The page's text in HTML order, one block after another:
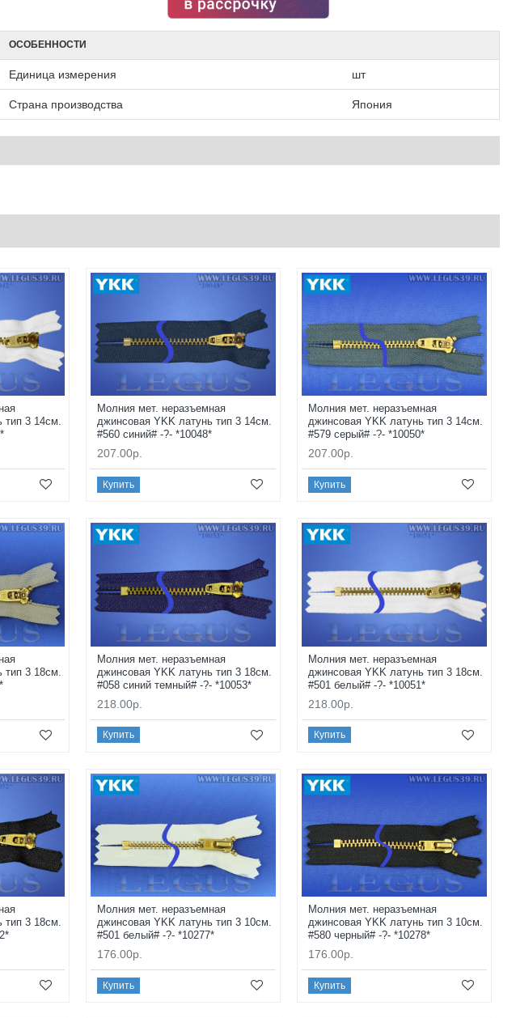
ОСОБЕННОСТИ
Единица измерения шт
Страна производства Япония
тип 3 14см.
Молния мет. неразъемная
джинсовая YKK латунь тип 3 14см.
#560 синий# -?- *10048*
207.00р.
Купить
Молния мет. неразъемная
джинсовая YKK латунь тип 3 14см.
#579 серый# -?- *10050*
207.00р.
Купить
3 18см.
Молния мет. неразъемная
джинсовая YKK латунь тип 3 18см.
#058 синий темный# -?- *10053*
218.00р.
Купить
Молния мет. неразъемная
джинсовая YKK латунь тип 3 18см.
#501 белый# -?- *10051*
218.00р.
Купить
тип 3 18см.
Молния мет. неразъемная
джинсовая YKK латунь тип 3 10см.
#501 белый# -?- *10277*
176.00р.
Купить
Молния мет. неразъемная
джинсовая YKK латунь тип 3 10см.
#580 черный# -?- *10278*
176.00р.
Купить